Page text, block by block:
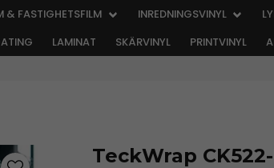
& FASTIGHETSFILM INREDNINGSVINYL
LAMINAT SKÄRVINYL PRINTVINYL
TeckWrap